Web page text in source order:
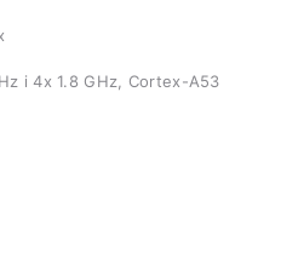
i 4x 1.8 GHz, Cortex-A53